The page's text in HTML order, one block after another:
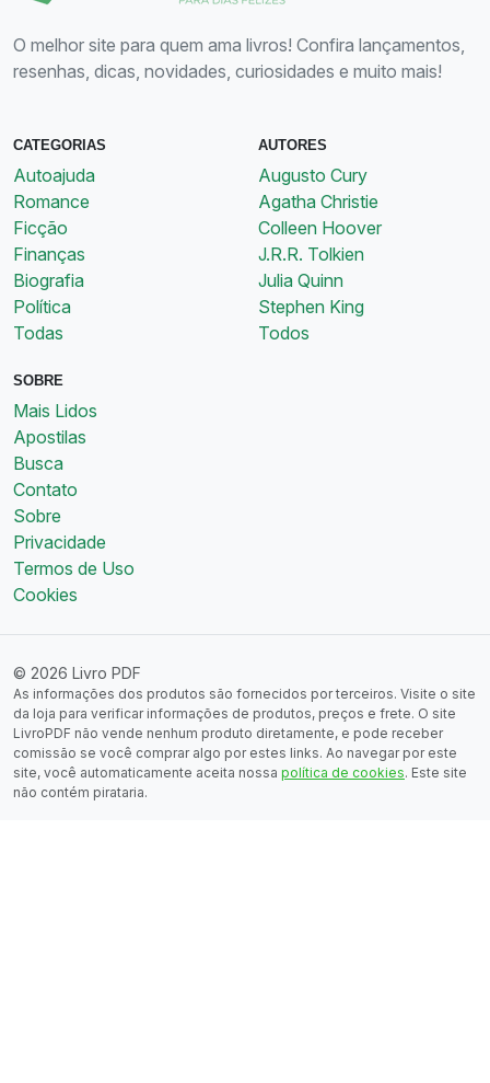
O melhor site para quem ama livros! Confira lançamentos,
resenhas, dicas, novidades, curiosidades e muito mais!
CATEGORIAS
Autoajuda
Romance
Ficção
Finanças
Biografia
Política
Todas
AUTORES
Augusto Cury
Agatha Christie
Colleen Hoover
J.R.R. Tolkien
Julia Quinn
Stephen King
Todos
SOBRE
Mais Lidos
Apostilas
Busca
Contato
Sobre
Privacidade
Termos de Uso
Cookies
© 2026 Livro PDF
As informações dos produtos são fornecidos por terceiros. Visite o site
da loja para verificar informações de produtos, preços e frete. O site
LivroPDF não vende nenhum produto diretamente, e pode receber
comissão se você comprar algo por estes links. Ao navegar por este
site, você automaticamente aceita nossa política de cookies. Este site
não contém pirataria.